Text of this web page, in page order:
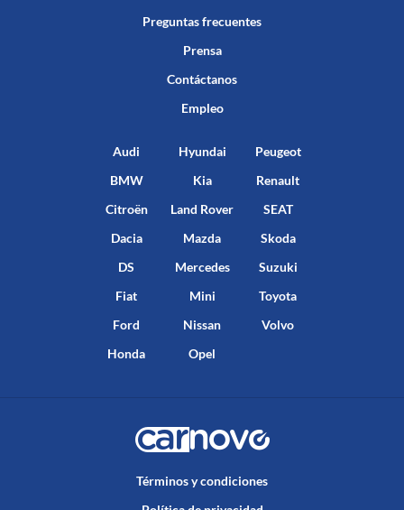
Preguntas frecuentes
Prensa
Contáctanos
Empleo
Audi
BMW
Citroën
Dacia
DS
Fiat
Ford
Honda
Hyundai
Kia
Land Rover
Mazda
Mercedes
Mini
Nissan
Opel
Peugeot
Renault
SEAT
Skoda
Suzuki
Toyota
Volvo
Términos y condiciones